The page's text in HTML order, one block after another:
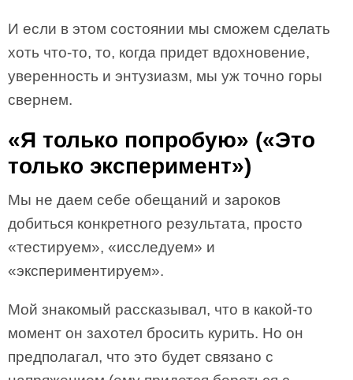
И если в этом состоянии мы сможем сделать
хоть что-то, то, когда придет вдохновение,
уверенность и энтузиазм, мы уж точно горы
свернем.
«Я только попробую» («Это
только эксперимент»)
Мы не даем себе обещаний и зароков
добиться конкретного результата, просто
«тестируем», «исследуем» и
«экспериментируем».
Мой знакомый рассказывал, что в какой-то
момент он захотел бросить курить. Но он
предполагал, что это будет связано с